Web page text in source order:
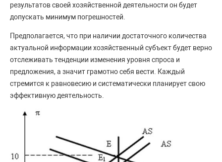
результатов своей хозяйственной деятельности он будет
допускать минимум погрешностей.
Предполагается, что при наличии достаточного количества
актуальной информации хозяйственный субъект будет верно
отслеживать тенденции изменения уровня спроса и
предложения, а значит грамотно себя вести. Каждый
стремится к равновесию и систематически планирует свою
эффективную деятельность.